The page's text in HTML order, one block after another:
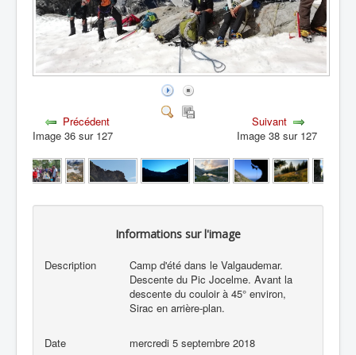
Précédent
Image 36 sur 127
Suivant
Image 38 sur 127
Informations sur l'image
Description
Camp d'été dans le Valgaudemar.
Descente du Pic Jocelme. Avant la
descente du couloir à 45° environ,
Sirac en arrière-plan.
Date
mercredi 5 septembre 2018